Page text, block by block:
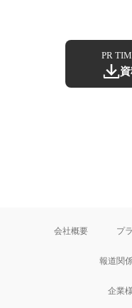
PR
会社概要 プ
報道関
企業